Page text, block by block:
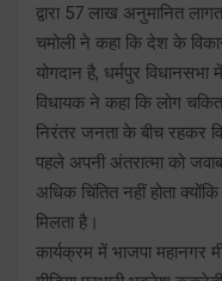
द्वारा 57 लाख अनुमानित
चमोली ने कहा कि देश के
योगदान है, धर्मपुर विधानसभा
विधायक ने कहा कि लोग
निरंतर जनता के बीच रहकर
पहले अपनी अंतरात्मा को
अधिक चिंतित नहीं होता
मिलता है।
कार्यक्रम में भाजपा महानगर